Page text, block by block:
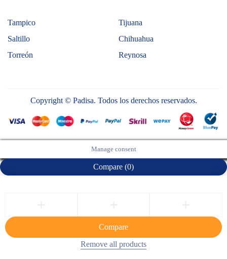
Tampico
Tijuana
Saltillo
Chihuahua
Torreón
Reynosa
Copyright © Padisa. Todos los derechos reservados.
Manage consent
Compare (0)
Compare
Remove all products